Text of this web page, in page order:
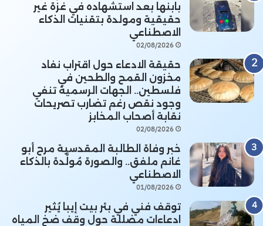
بابنها بعد استشهاده في غزة غير
حقيقية ومولدة بتقنيات الذكاء
الاصطناعي
02/08/2026
حقيقة الادعاء حول اقتراب نفاد
مخزون القمح والطحين في
فلسطين.. الجهات الرسمية تنفي
وجود نقص رغم تضارب تصريحات
نقابة أصحاب المخابز
02/08/2026
خبر وفاة الطالبة المقدسية مرح أبو
غانم ملفق.. والصورة مُولَّدة بالذكاء
الاصطناعي
01/08/2026
توقف فني في بئر بيت إيبا يُثير
ادعاءات مضللة حول وقف ضخ المياه